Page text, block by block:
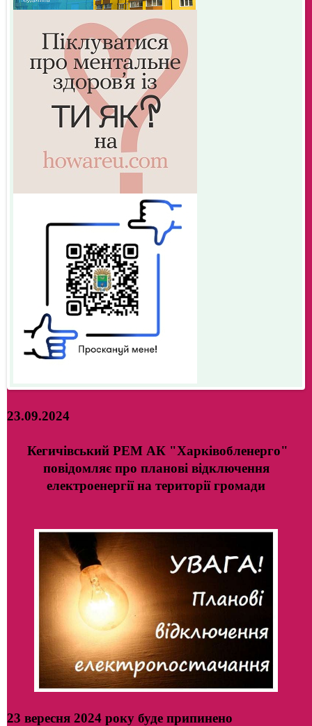
23.09.2024
Кегичівський РЕМ АК "Харківобленерго"
повідомляє про планові відключення
електроенергії на території громади
23 вересня 2024 року буде припинено